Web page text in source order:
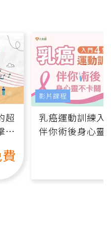
超
有
乳癌運動訓練入
伴你術後身心靈
影片課程